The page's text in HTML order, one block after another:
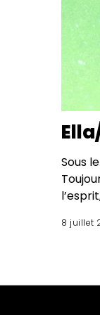
Sous
8 juillet